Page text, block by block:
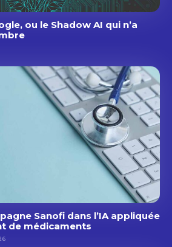
ou le Shadow AI qui n’a
Sanofi dans l’IA appliquée
de médicaments